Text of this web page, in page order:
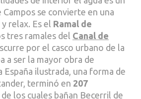
se convierte en una
relax. Es el Ramal de
tres ramales del Canal de
por el casco urbano de la
a ser la mayor obra de
España ilustrada, una forma de
terminó en 207
de los cuales bañan Becerril de